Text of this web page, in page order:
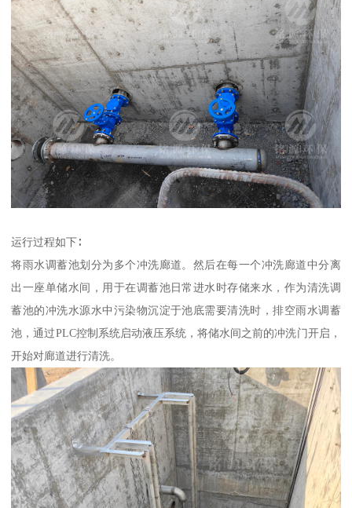
运行过程如下∶
将雨水调蓄池划分为多个冲洗廊道。然后在每一个冲洗廊道中分离
出一座单储水间，用于在调蓄池日常进水时存储来水，作为清洗调
蓄池的冲洗水源水中污染物沉淀于池底需要清洗时，排空雨水调蓄
池，通过PLC控制系统启动液压系统，将储水间之前的冲洗门开启，
开始对廊道进行清洗。